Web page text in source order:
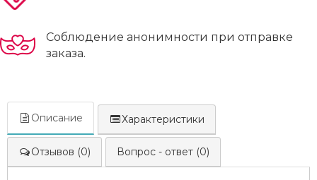
Соблюдение анонимности при отправке
заказа.
Описание Характеристики
Отзывов (0) Вопрос - ответ (0)